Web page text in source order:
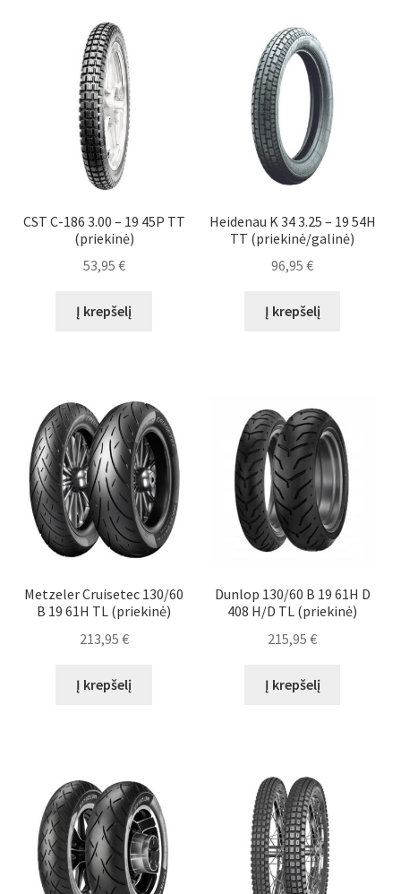
CST C-186 3.00 – 19 45P TT
(priekinė)
53,95 €
Į krepšelį
Heidenau K 34 3.25 – 19 54H
TT (priekinė/galinė)
96,95€
Į krepšelį
Metzeler Cruisetec 130/60
B 19 61H TL (priekinė)
213,95 €
Į krepšelį
Dunlop 130/60 B 19 61H D
408 H/D TL (priekinė)
215,95€
Į krepšelį